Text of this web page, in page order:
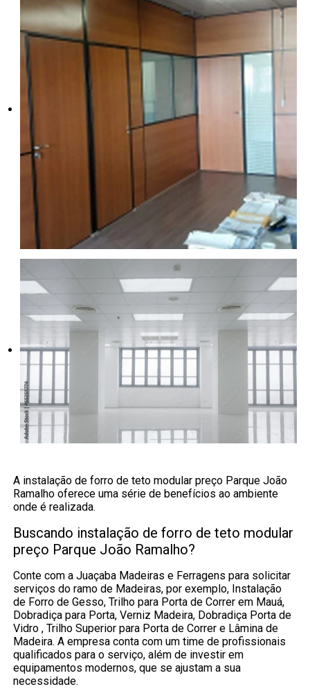
A instalação de forro de teto modular preço Parque João
Ramalho oferece uma série de benefícios ao ambiente
onde é realizada.
Buscando instalação de forro de teto modular
preço Parque João Ramalho?
Conte com a Juaçaba Madeiras e Ferragens para solicitar
serviços do ramo de Madeiras, por exemplo, Instalação
de Forro de Gesso, Trilho para Porta de Correr em Mauá,
Dobradiça para Porta, Verniz Madeira, Dobradiça Porta de
Vidro , Trilho Superior para Porta de Correr e Lâmina de
Madeira. A empresa conta com um time de profissionais
qualificados para o serviço, além de investir em
equipamentos modernos, que se ajustam a sua
necessidade.